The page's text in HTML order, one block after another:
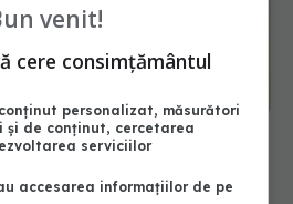
cearcănele și ajută ochii
din creme, dezvăluit de
venit!
cere consimțământul
personalizat, măsurători
și de conținut, cercetarea
serviciilor
accesarea informațiilor de pe